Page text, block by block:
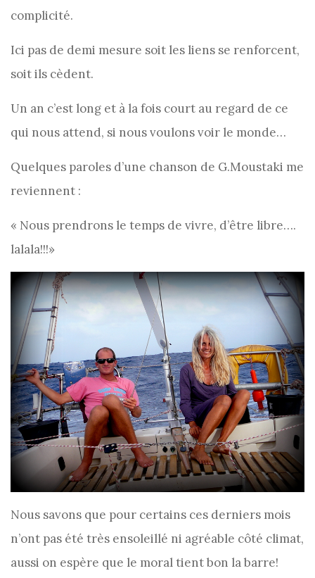
complicité.
Ici pas de demi mesure soit les liens se renforcent,
soit ils cèdent.
Un an c’est long et à la fois court au regard de ce
qui nous attend, si nous voulons voir le monde…
Quelques paroles d’une chanson de G.Moustaki me
reviennent :
« Nous prendrons le temps de vivre, d’être libre….
lalala!!!»
Nous savons que pour certains ces derniers mois
n’ont pas été très ensoleillé ni agréable côté climat,
aussi on espère que le moral tient bon la barre!